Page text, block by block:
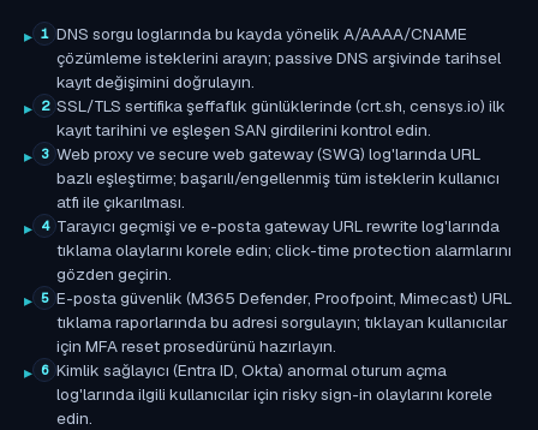
1 DNS sorgu loglarında bu kayda yönelik A/AAAA/CNAME
çözümleme isteklerini arayın; passive DNS arşivinde tarihsel
kayıt değişimini doğrulayın.
2 SSL/TLS sertifika şeffaflık günlüklerinde (crt.sh, censys.io) ilk
kayıt tarihini ve eşleşen SAN girdilerini kontrol edin.
3 Web proxy ve secure web gateway (SWG) log'larında URL
bazlı eşleştirme; başarılı/engellenmiş tüm isteklerin kullanıcı
atfı ile çıkarılması.
4 Tarayıcı geçmişi ve e-posta gateway URL rewrite log'larında
tıklama olaylarını korele edin; click-time protection alarmlarını
gözden geçirin.
5 E-posta güvenlik (M365 Defender, Proofpoint, Mimecast) URL
tıklama raporlarında bu adresi sorgulayın; tıklayan kullanıcılar
için MFA reset prosedürünü hazırlayın.
6 Kimlik sağlayıcı (Entra ID, Okta) anormal oturum açma
log'larında ilgili kullanıcılar için risky sign-in olaylarını korele
edin.